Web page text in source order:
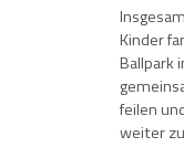
Kinder
Ballpark
feilen
weiter